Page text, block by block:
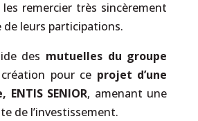
remercier très sincèrement
de leurs participations.
des mutuelles du groupe
pour ce projet d’une
SENIOR, amenant une
de l’investissement.